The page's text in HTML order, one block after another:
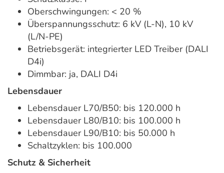
Oberschwingungen: < 20 %
Überspannungsschutz: 6 kV (L-N), 10 kV
(L/N-PE)
Betriebsgerät: integrierter LED Treiber (DALI
D4i)
Dimmbar: ja, DALI D4i
Lebensdauer
Lebensdauer L70/B50: bis 120.000 h
Lebensdauer L80/B10: bis 100.000 h
Lebensdauer L90/B10: bis 50.000 h
Schaltzyklen: bis 100.000
Schutz & Sicherheit